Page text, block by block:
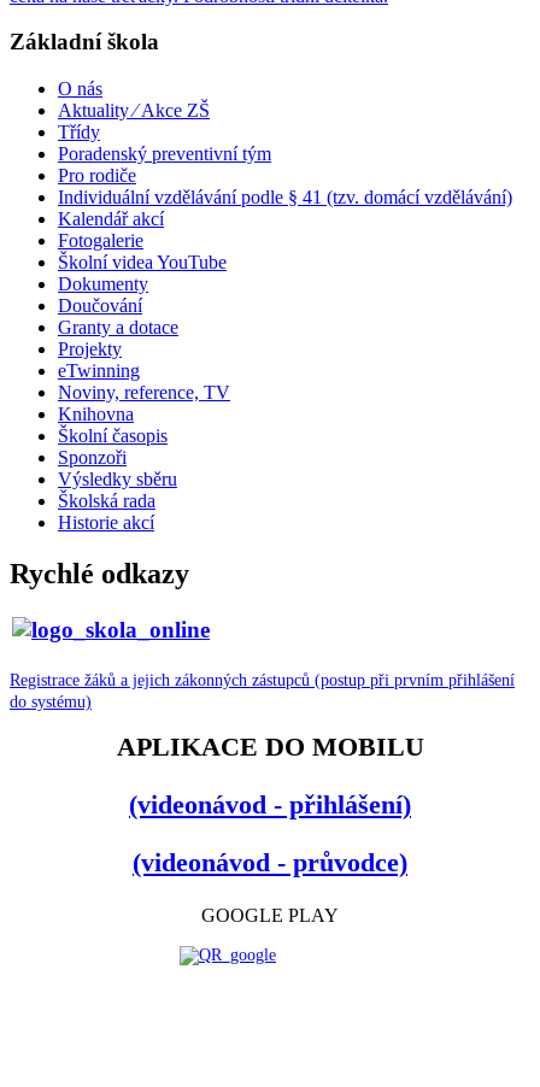
Základní škola
O nás
Aktuality ⁄ Akce ZŠ
Třídy
Poradenský preventivní tým
Pro rodiče
Individuální vzdělávání podle § 41 (tzv. domácí vzdělávání)
Kalendář akcí
Fotogalerie
Školní videa YouTube
Dokumenty
Doučování
Granty a dotace
Projekty
eTwinning
Noviny, reference, TV
Knihovna
Školní časopis
Sponzoři
Výsledky sběru
Školská rada
Historie akcí
Rychlé odkazy
Registrace žáků a jejich zákonných zástupců (postup při prvním přihlášení
do systému)
APLIKACE DO MOBILU
(videonávod - přihlášení)
(videonávod - průvodce)
GOOGLE PLAY